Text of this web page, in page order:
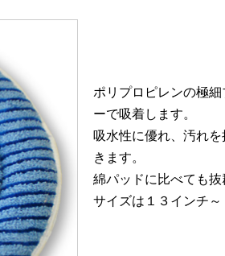
ポリプロピレンの極
ーで吸着します。
吸水性に優れ、汚れ
きます。
綿パッドに比べても抜
サイズは１３インチ～